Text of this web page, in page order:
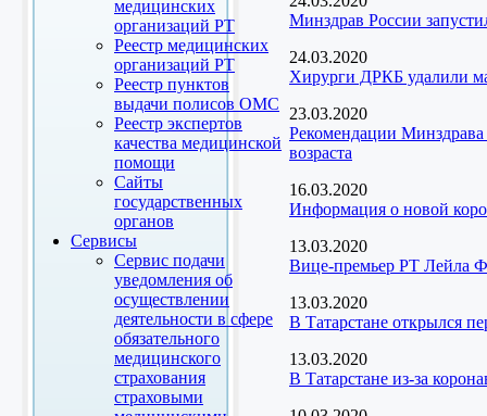
медицинских
организаций РТ
Реестр медицинских
организаций РТ
Реестр пунктов
выдачи полисов ОМС
Реестр экспертов
качества медицинской
помощи
Сайты
государственных
органов
Сервисы
Сервис подачи
уведомления об
осуществлении
деятельности в сфере
обязательного
медицинского
страхования
страховыми
Минздрав России
24.03.2020
Хирурги ДРКБ удалили
23.03.2020
Рекомендации
возраста
16.03.2020
Информация о новой
13.03.2020
Вице-премьер РТ Лейла
13.03.2020
В Татарстане открылся
13.03.2020
В Татарстане из-за